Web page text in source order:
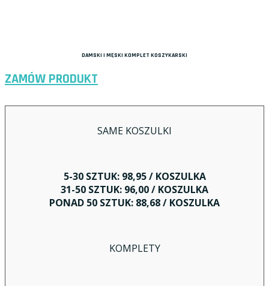
DAMSKI I MĘSKI KOMPLET KOSZYKARSKI
ZAMÓW PRODUKT
SAME KOSZULKI
5-30 SZTUK: 98,95 / KOSZULKA
31-50 SZTUK: 96,00 / KOSZULKA
PONAD 50 SZTUK: 88,68 / KOSZULKA
KOMPLETY